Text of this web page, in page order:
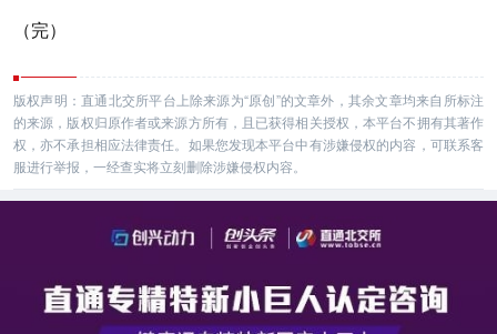
（完）
版权声明：直通北交所平台上除来源为“原创”的文章外，其余文章均来自所标注
的来源，版权归原作者或来源方所有，且已获得相关授权，本平台不拥有其著作
权，亦不承担相应法律责任。如果您发现本平台中有涉嫌侵权的内容，可联系客
服进行举报，一经查实将立刻删除涉嫌侵权内容。